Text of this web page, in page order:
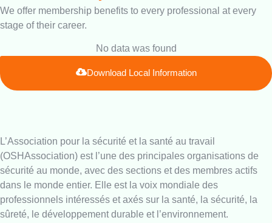
We offer membership benefits to every professional at every
stage of their career.
No data was found
Download Local Information
L’Association pour la sécurité et la santé au travail
(OSHAssociation) est l’une des principales organisations de
sécurité au monde, avec des sections et des membres actifs
dans le monde entier. Elle est la voix mondiale des
professionnels intéressés et axés sur la santé, la sécurité, la
sûreté, le développement durable et l’environnement.